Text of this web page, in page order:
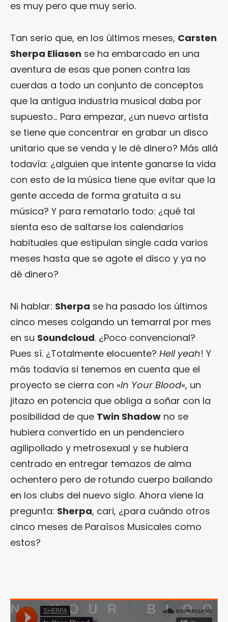
es muy pero que muy serio.
Tan serio que, en los últimos meses, Carsten
Sherpa Eliasen se ha embarcado en una
aventura de esas que ponen contra las
cuerdas a todo un conjunto de conceptos
que la antigua industria musical daba por
supuesto… Para empezar, ¿un nuevo artista
se tiene que concentrar en grabar un disco
unitario que se venda y le dé dinero? Más allá
todavía: ¿alguien que intente ganarse la vida
con esto de la música tiene que evitar que la
gente acceda de forma gratuita a su
música? Y para rematarlo todo: ¿qué tal
sienta eso de saltarse los calendarios
habituales que estipulan single cada varios
meses hasta que se agote el disco y ya no
dé dinero?
Ni hablar: Sherpa se ha pasado los últimos
cinco meses colgando un temarral por mes
en su Soundcloud. ¿Poco convencional?
Pues sí. ¿Totalmente elocuente? Hell yeah! Y
más todavía si tenemos en cuenta que el
proyecto se cierra con «In Your Blood«, un
jitazo en potencia que obliga a soñar con la
posibilidad de que Twin Shadow no se
hubiera convertido en un pendenciero
agilipollado y metrosexual y se hubiera
centrado en entregar temazos de alma
ochentero pero de rotundo cuerpo bailando
en los clubs del nuevo siglo. Ahora viene la
pregunta: Sherpa, cari, ¿para cuándo otros
cinco meses de Paraísos Musicales como
estos?